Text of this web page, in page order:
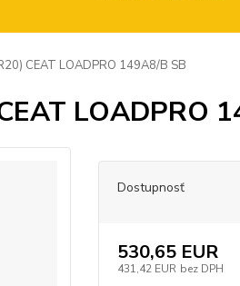
CEAT LOADPRO 149A8/B SB
LOADPRO
Dostupnosť
530,65 EUR
431,42 EUR bez DPH